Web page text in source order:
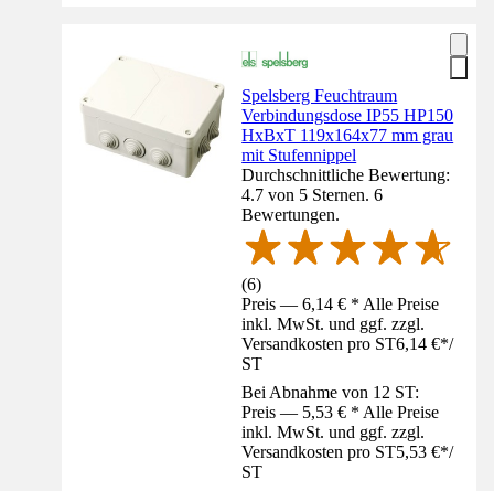
Spelsberg Feuchtraum
Verbindungsdose IP55 HP150
HxBxT 119x164x77 mm grau
mit Stufennippel
Durchschnittliche Bewertung:
4.7 von 5 Sternen. 6
Bewertungen.
(6)
Preis — 6,14 € * Alle Preise
inkl. MwSt. und ggf. zzgl.
Versandkosten pro ST6,14 €*/
ST
Bei Abnahme von 12 ST:
Preis — 5,53 € * Alle Preise
inkl. MwSt. und ggf. zzgl.
Versandkosten pro ST5,53 €*/
ST